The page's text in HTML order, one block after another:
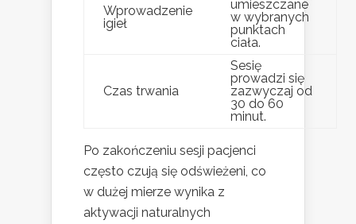
Wprowadzenie
igieł
umieszczane
w wybranych
punktach
ciała.
Czas trwania
Sesię
prowadzi się
zazwyczaj od
30 do 60
minut.
Po zakończeniu sesji pacjenci
często czują się odświeżeni, co
w dużej mierze wynika z
aktywacji naturalnych